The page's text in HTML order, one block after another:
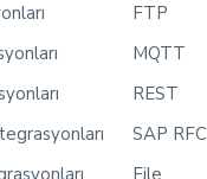
FTP
MQTT
REST
SAP RFC